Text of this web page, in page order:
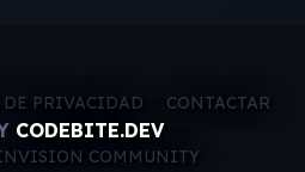
PRIVACIDAD CONTACTAR
CODEBITE.DEV
COMMUNITY